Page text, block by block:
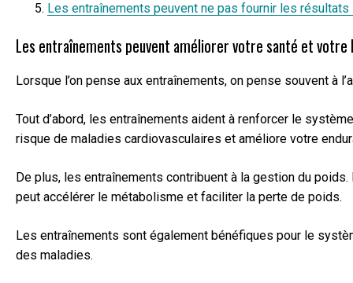
Les entraînements peuvent ne pas fournir les
Les entraînements peuvent améliorer votre santé et
Lorsque l’on pense aux entraînements, on pense souvent
Tout d’abord, les entraînements aident à renforcer le
risque de maladies cardiovasculaires et améliore votre
De plus, les entraînements contribuent à la gestion du
peut accélérer le métabolisme et faciliter la perte de poids.
Les entraînements sont également bénéfiques pour le
des maladies.